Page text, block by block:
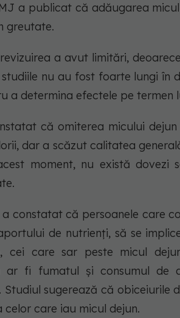
a publicat că adăugarea
greutate.
a avut limitări,
nu au fost foarte lungi în
a determina efectele pe termen
că omiterea micului
dar a scăzut calitatea
moment, nu există dovezi
a constatat că persoanele care
de nutrienți, să se
cei care sar peste micul
ar fi fumatul și consumul de
Studiul sugerează că
celor care iau micul dejun.